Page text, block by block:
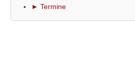
► Termine